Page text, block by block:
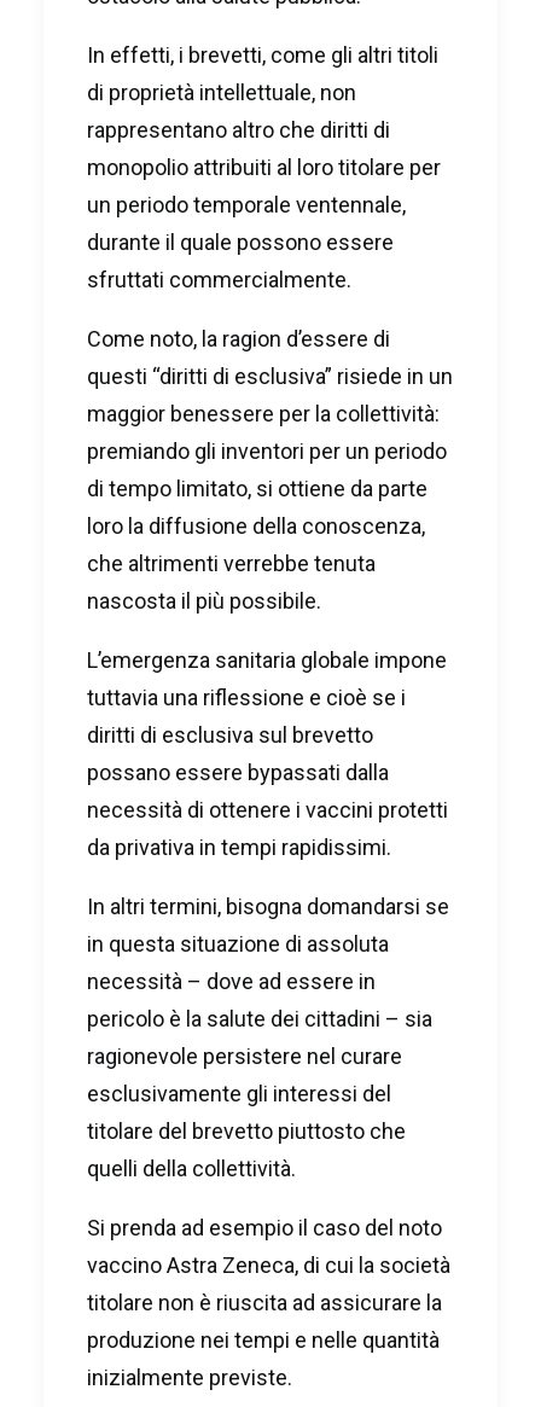
In effetti, i brevetti, come gli altri titoli
di proprietà intellettuale, non
rappresentano altro che diritti di
monopolio attribuiti al loro titolare per
un periodo temporale ventennale,
durante il quale possono essere
sfruttati commercialmente.
Come noto, la ragion d’essere di
questi “diritti di esclusiva” risiede in un
maggior benessere per la collettività:
premiando gli inventori per un periodo
di tempo limitato, si ottiene da parte
loro la diffusione della conoscenza,
che altrimenti verrebbe tenuta
nascosta il più possibile.
L’emergenza sanitaria globale impone
tuttavia una riflessione e cioè se i
diritti di esclusiva sul brevetto
possano essere bypassati dalla
necessità di ottenere i vaccini protetti
da privativa in tempi rapidissimi.
In altri termini, bisogna domandarsi se
in questa situazione di assoluta
necessità – dove ad essere in
pericolo è la salute dei cittadini – sia
ragionevole persistere nel curare
esclusivamente gli interessi del
titolare del brevetto piuttosto che
quelli della collettività.
Si prenda ad esempio il caso del noto
vaccino Astra Zeneca, di cui la società
titolare non è riuscita ad assicurare la
produzione nei tempi e nelle quantità
inizialmente previste.